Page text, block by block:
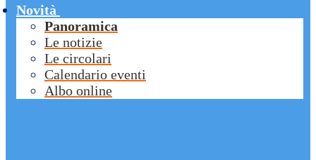
Novità
Panoramica
Le notizie
Le circolari
Calendario eventi
Albo online